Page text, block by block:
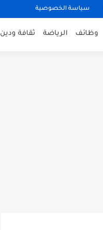
سياسة الخصوصية
وظائف الرياضة ثقافة ودين